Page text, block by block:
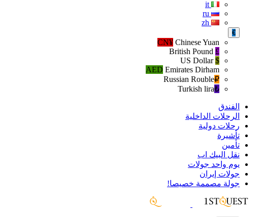
€
CN¥ Chinese Yuan
£
$
US Dollar
AED Emirates Dirham
₽‎
Russian Rouble
₺‎
Turkish lira
الفندق
الرحلات الداخلية
رحلات دولية
تأشيرة
تأمين
نقل البيك اب
يوم واحد جولات
جولات إيران
جولة مصممة خصيصا!